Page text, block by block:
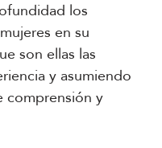
los
en su
son ellas las
y asumiendo
comprensión y